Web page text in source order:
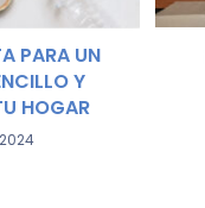
PARA UN
Y
HOGAR